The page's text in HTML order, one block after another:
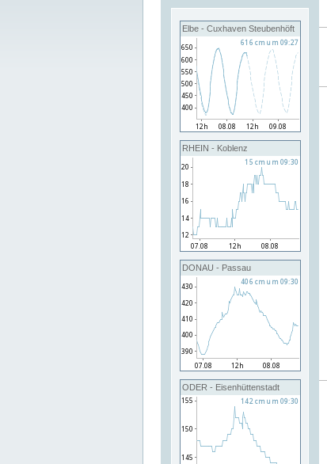
Elbe - Cuxhaven Steubenhöft
RHEIN - Koblenz
DONAU - Passau
ODER - Eisenhüttenstadt